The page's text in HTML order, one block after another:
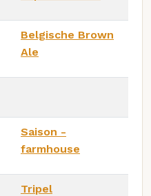
Belgische Brown
Ale
Saison -
farmhouse
Tripel